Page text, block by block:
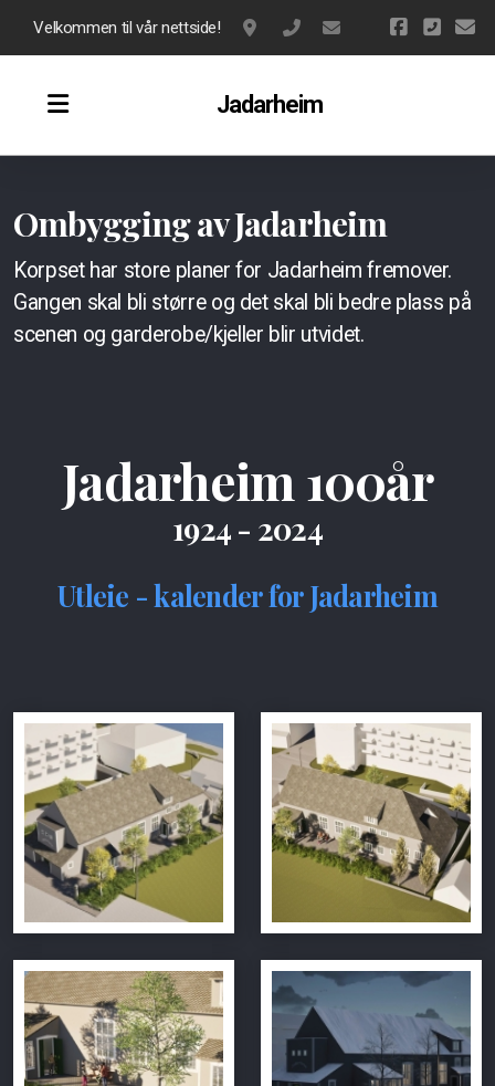
Velkommen til vår nettside! Jadarvegen 32, Nærbø
917 82 502
Jadarheim
Ombygging av Jadarheim
Korpset har store planer for Jadarheim fremover.
Gangen skal bli større og det skal bli bedre plass på
scenen og garderobe/kjeller blir utvidet.
Jadarheim 100år
1924 - 2024
Utleie - kalender for Jadarheim